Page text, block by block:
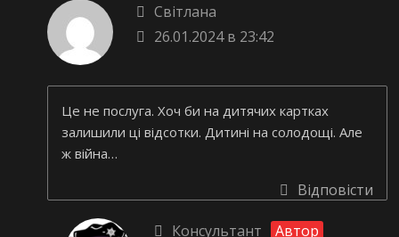
Світлана
26.01.2024 в 23:42
Це не послуга. Хоч би на дитячих картках
залишили ці відсотки. Дитині на солодощі. Але
ж війна…
Відповісти
Консультант Автор